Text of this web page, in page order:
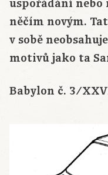
uspořádání nebo
něčím novým.
v sobě
motivů jako ta
Babylon č. 3/